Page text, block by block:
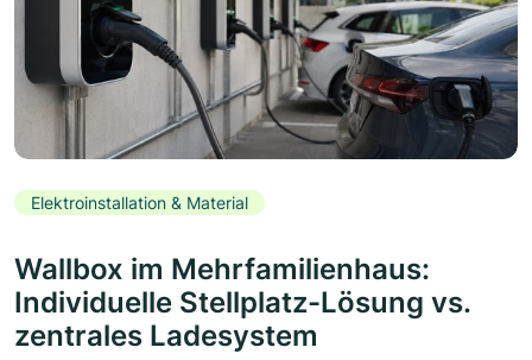
Elektroinstallation & Material
Wallbox im Mehrfamilienhaus:
Individuelle Stellplatz-Lösung vs.
zentrales Ladesystem